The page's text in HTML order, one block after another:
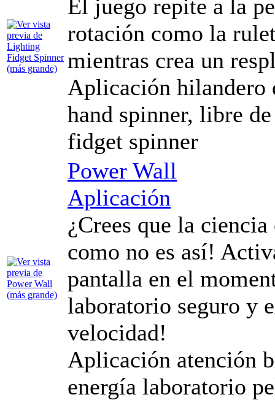
El juego repite a la
rotación como la
mientras crea un
Aplicación hilandero
hand spinner, libre
fidget spinner
Power Wall
Aplicación
¿Crees que la
como no es así!
pantalla en el
laboratorio seguro y
velocidad!
Aplicación atención
energía laboratorio